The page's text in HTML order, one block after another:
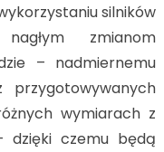
silników
zmianom
– nadmiernemu
przygotowywanych
wymiarach z
dzięki czemu będą